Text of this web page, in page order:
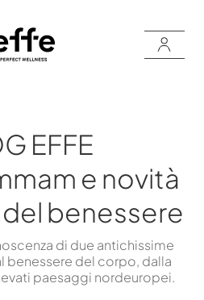
EFFE
e novità
benessere
di due antichissime
benessere del corpo, dalla
paesaggi nordeuropei.